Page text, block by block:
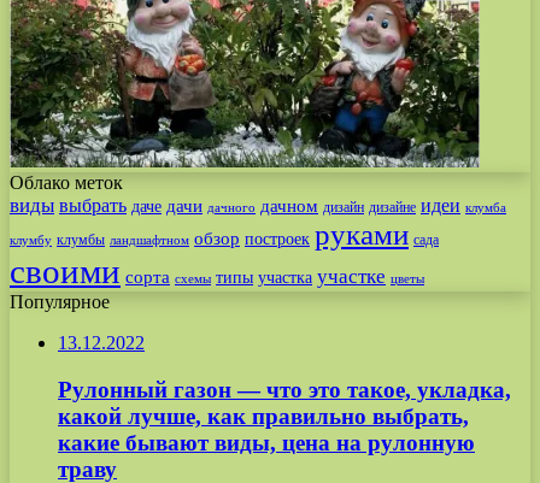
Облако меток
виды выбрать даче дачи дачного дачном дизайн дизайне идеи клумба
клумбу клумбы ландшафтном обзор построек руками сада
своими сорта схемы типы участка участке цветы
Популярное
13.12.2022
Рулонный газон — что это такое, укладка,
какой лучше, как правильно выбрать,
какие бывают виды, цена на рулонную
траву